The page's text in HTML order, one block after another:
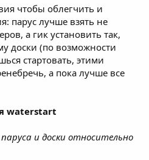
чтобы облегчить и
парус лучше взять не
а гик установить так,
доски (по возможности
стартовать, этими
а пока лучше все
waterstart
и доски относительно